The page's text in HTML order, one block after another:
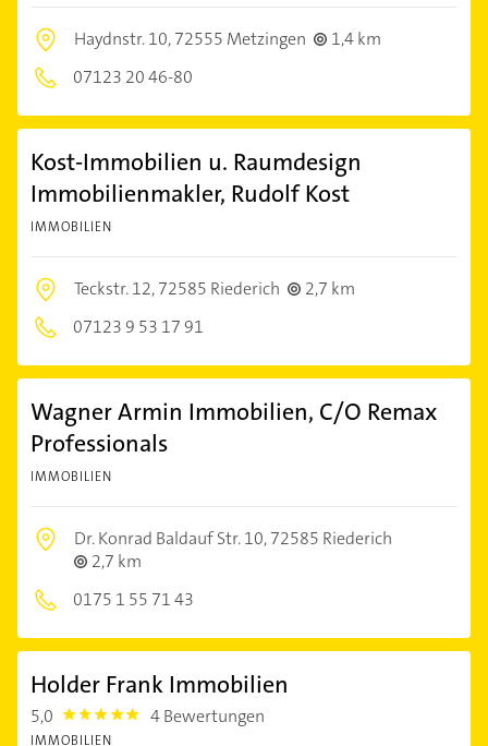
Haydnstr. 10,72555 Metzingen
1,4 km
07123 20 46-80
Kost-Immobilien u. Raumdesign
Immobilienmakler, Rudolf Kost
IMMOBILIEN
Teckstr. 12,72585 Riederich
2,7 km
07123 9 53 17 91
Wagner Armin Immobilien, C/O Remax
Professionals
IMMOBILIEN
Dr. Konrad Baldauf Str. 10,72585 Riederich
2,7 km
0175 1 55 71 43
Holder Frank Immobilien
5,0 5.0 4 Bewertungen
IMMOBILIEN